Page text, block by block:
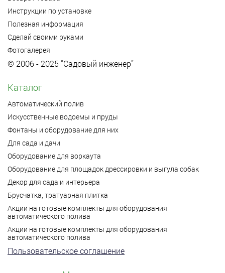
Инструкции по установке
Полезная информация
Сделай своими руками
Фотогалерея
© 2006 - 2025 “Садовый инженер”
Каталог
Автоматический полив
Искусственные водоемы и пруды
Фонтаны и оборудование для них
Для сада и дачи
Оборудование для воркаута
Оборудование для площадок дрессировки и выгула собак
Декор для сада и интерьера
Брусчатка, тратуарная плитка
Акции на готовые комплекты для оборудования
автоматического полива
Акции на готовые комплекты для оборудования
автоматического полива
Пользовательское соглашение